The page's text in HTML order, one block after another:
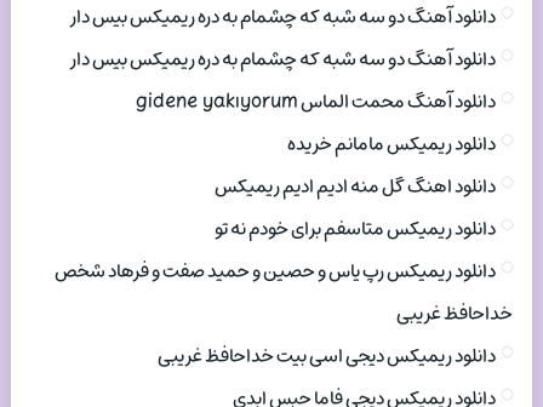
دانلود آهنگ دو سه شبه که چشمام به دره ریمیکس بیس دار
دانلود آهنگ دو سه شبه که چشمام به دره ریمیکس بیس دار
دانلود آهنگ محمت الماس gidene yakıyorum
دانلود ریمیکس مامانم خریده
دانلود اهنگ گل منه ادیم ادیم ریمیکس
دانلود ریمیکس متاسفم برای خودم نه تو
دانلود ریمیکس رپ یاس و حصین و حمید صفت و فرهاد شخص
خداحافظ غریبی
دانلود ریمیکس دیجی اسی بیت خداحافظ غریبی
دانلود ریمیکس دیجی فاما حبس ابدی